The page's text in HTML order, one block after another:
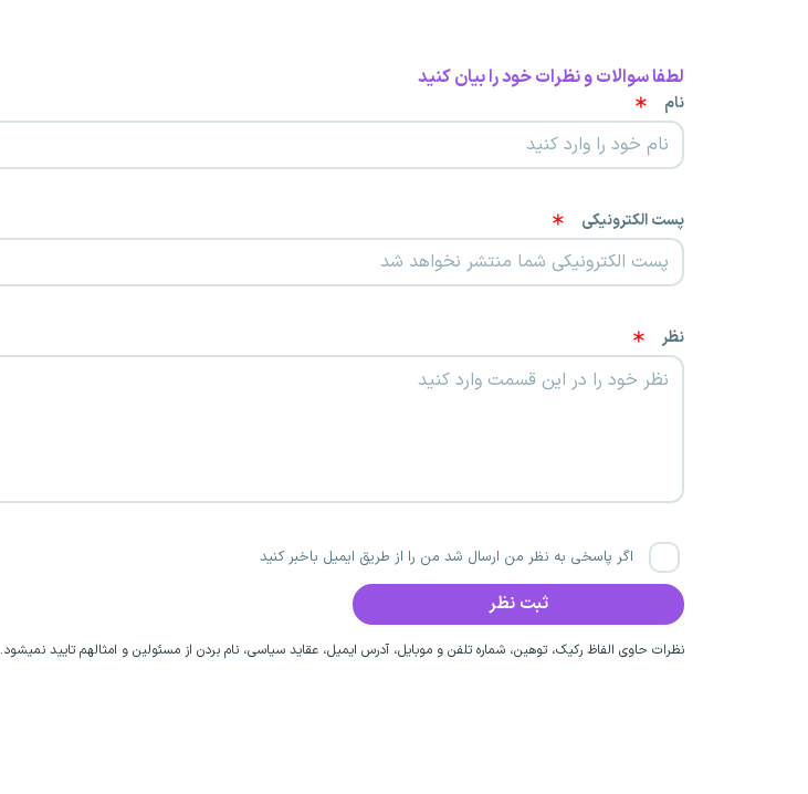
لطفا سوالات و نظرات خود را بیان کنید
نام
پست الکترونیکی
نظر
اگر پاسخی به نظر من ارسال شد من را از طریق ایمیل باخبر کنید
نظرات حاوی الفاظ رکیک، توهین، شماره تلفن و موبایل، آدرس ایمیل، عقاید سیاسی، نام بردن از مسئولین و امثالهم تایید نمیشود.